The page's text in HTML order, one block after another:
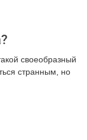
своеобразный
странным, но